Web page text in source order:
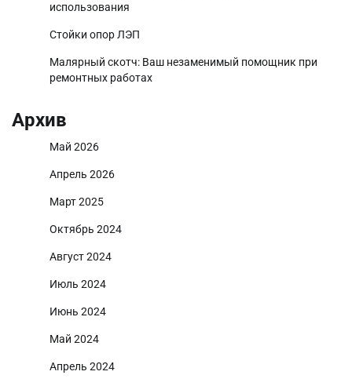
использования
Стойки опор ЛЭП
Малярный скотч: Ваш незаменимый помощник при
ремонтных работах
Архив
Май 2026
Апрель 2026
Март 2025
Октябрь 2024
Август 2024
Июль 2024
Июнь 2024
Май 2024
Апрель 2024